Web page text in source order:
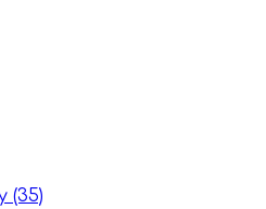
(35)